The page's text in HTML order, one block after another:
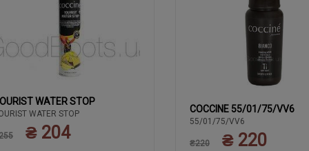
WATER STOP
WATER STOP
₴ 204
COCCINE 55/01/75/VV6
55/01/75/VV6
₴220 ₴ 220